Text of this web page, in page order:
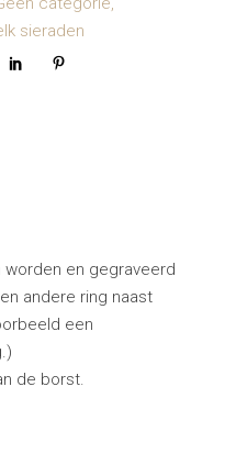
sieraden
worden en gegraveerd
andere ring naast
een
de borst.